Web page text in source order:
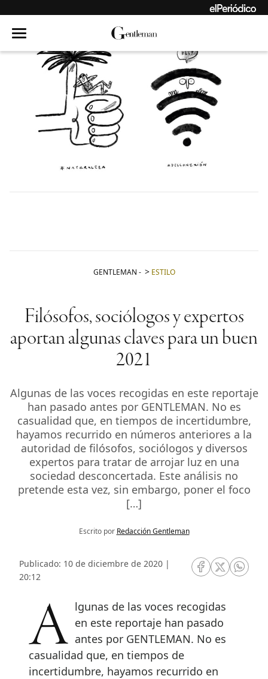
GENTLEMAN - ESTILO
Filósofos, sociólogos y expertos
aportan algunas claves para un buen
2021
Algunas de las voces recogidas en este reportaje
han pasado antes por GENTLEMAN. No es
casualidad que, en tiempos de incertidumbre,
hayamos recurrido en números anteriores a la
autoridad de filósofos, sociólogos y diversos
expertos para tratar de arrojar luz en una
sociedad desconcertada. Este análisis no
pretende esta vez, sin embargo, poner el foco
[…]
Escrito por Redacción Gentleman
Publicado: 10 de diciembre de 2020 |
20:12
RRSS Facebook
RRSSRRSS
Algunas de las voces recogidas en este reportaje han pasado
antes por GENTLEMAN. No es
casualidad que, en tiempos de
incertidumbre, hayamos recurrido en